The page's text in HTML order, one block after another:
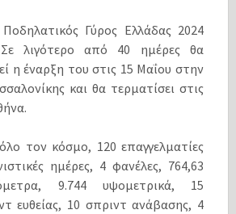
Γύρος Ελλάδας 2024
Σε λιγότερο από 40 ημέρες θα
η έναρξη του στις 15 Μαΐου στην
και θα τερματίσει στις
τον κόσμο, 120 επαγγελματίες
ημέρες, 4 φανέλες, 764,63
9.744 υψομετρικά, 15
ευθείας, 10 σπριντ ανάβασης, 4